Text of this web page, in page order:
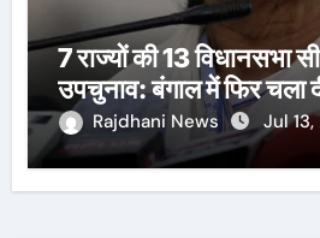
7 राज्यों की 13 विधानसभा
उपचुनाव: बंगाल में फिर चला
Rajdhani News Jul